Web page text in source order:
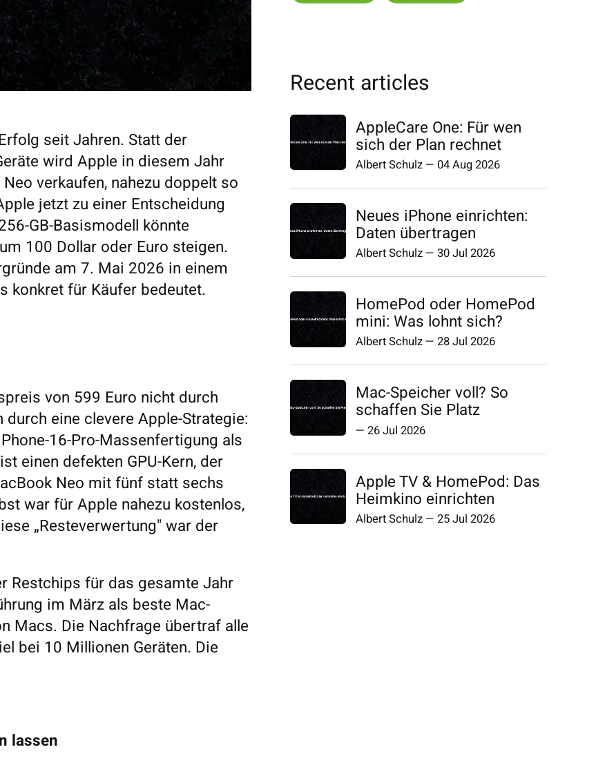
seit Jahren. Statt der
wird Apple in diesem Jahr
verkaufen, nahezu doppelt so
jetzt zu einer Entscheidung
GB-Basismodell könnte
100 Dollar oder Euro steigen.
am 7. Mai 2026 in einem
konkret für Käufer bedeutet.
von 599 Euro nicht durch
eine clevere Apple-Strategie:
16-Pro-Massenfertigung als
einen defekten GPU-Kern, der
Neo mit fünf statt sechs
war für Apple nahezu kostenlos,
„Resteverwertung" war der
Restchips für das gesamte Jahr
im März als beste Mac-
Macs. Die Nachfrage übertraf alle
bei 10 Millionen Geräten. Die
lassen
Recent articles
AppleCare One: Für wen
sich der Plan rechnet
Albert Schulz— 04 Aug 2026
Neues iPhone einrichten:
Daten übertragen
Albert Schulz— 30 Jul 2026
HomePod oder HomePod
mini: Was lohnt sich?
Albert Schulz— 28 Jul 2026
Mac-Speicher voll? So
schaffen Sie Platz
— 26 Jul 2026
Apple TV & HomePod: Das
Heimkino einrichten
Albert Schulz— 25 Jul 2026